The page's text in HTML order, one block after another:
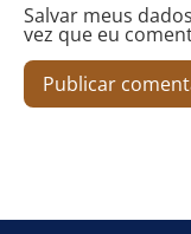
Salvar meus
vez que eu